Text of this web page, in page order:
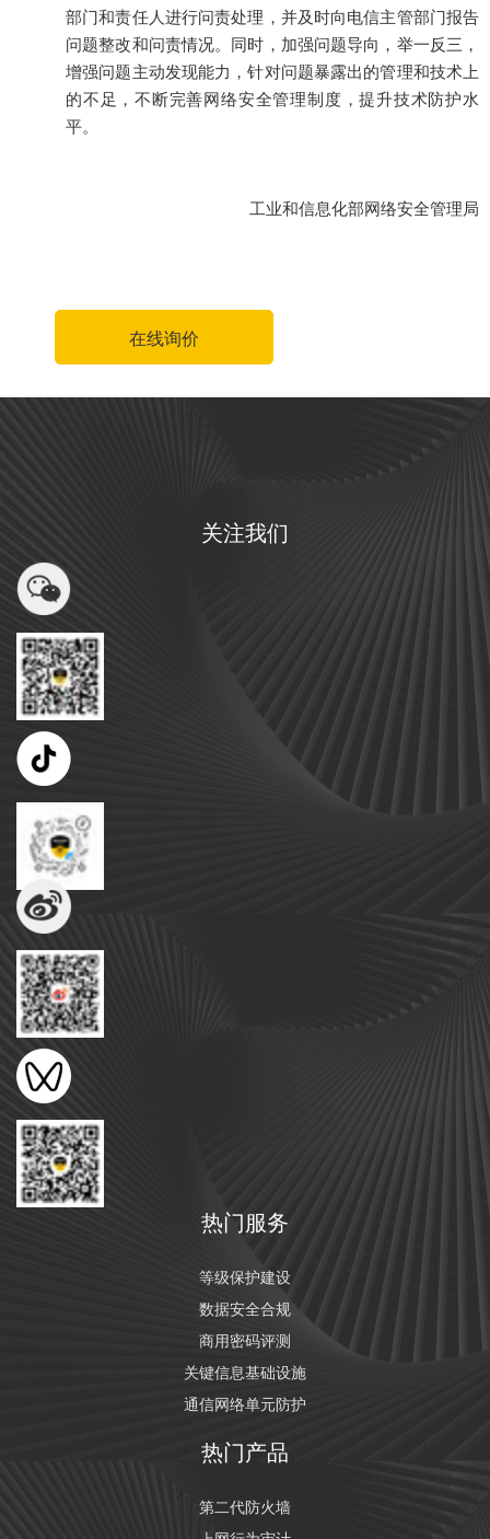
部门和责任人进行问责处理，并及时向电信主管部门报告
问题整改和问责情况。同时，加强问题导向，举一反三，
增强问题主动发现能力，针对问题暴露出的管理和技术上
的不足，不断完善网络安全管理制度，提升技术防护水
平。
工业和信息化部网络安全管理局
在线询价
关注我们
热门服务
等级保护建设
数据安全合规
商用密码评测
关键信息基础设施
通信网络单元防护
热门产品
第二代防火墙